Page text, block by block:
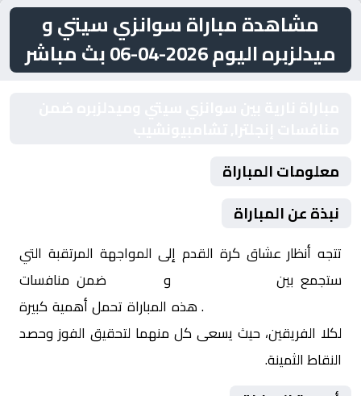
مشاهدة مباراة سوانزي سيتي و
ميدلزبره اليوم 2026-04-06 بث مباشر
معلومات المباراة
نبذة عن المباراة
تتجه أنظار عشاق كرة القدم إلى المواجهة المرتقبة التي
ستجمع بين
و
ضمن منافسات
. هذه المباراة تحمل أهمية كبيرة
لكلا الفريقين، حيث يسعى كل منهما لتحقيق الفوز وحصد
النقاط الثمينة.